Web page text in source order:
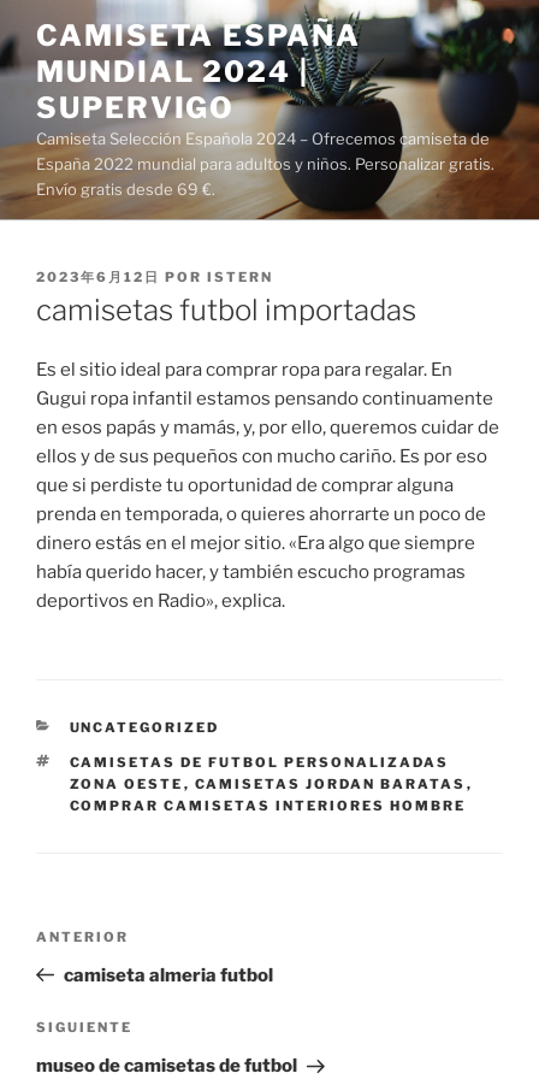
al
contenido
CAMISETA ESPAÑA
MUNDIAL 2024 |
SUPERVIGO
Camiseta Selección Española 2024 – Ofrecemos camiseta de
España 2022 mundial para adultos y niños. Personalizar gratis.
Envío gratis desde 69 €.
PUBLICADO
2023年6月12日 POR ISTERN
camisetas futbol importadas
Es el sitio ideal para comprar ropa para regalar. En
Gugui ropa infantil estamos pensando continuamente
en esos papás y mamás, y, por ello, queremos cuidar de
ellos y de sus pequeños con mucho cariño. Es por eso
que si perdiste tu oportunidad de comprar alguna
prenda en temporada, o quieres ahorrarte un poco de
dinero estás en el mejor sitio. «Era algo que siempre
había querido hacer, y también escucho programas
deportivos en Radio», explica.
CATEGORÍAS
UNCATEGORIZED
ETIQUETAS
CAMISETAS DE FUTBOL PERSONALIZADAS
ZONA OESTE , CAMISETAS JORDAN BARATAS ,
COMPRAR CAMISETAS INTERIORES HOMBRE
entradas
Entrada
anterior:
ANTERIOR
camiseta almeria futbol
Siguiente
entrada
SIGUIENTE
museo de camisetas de futbol